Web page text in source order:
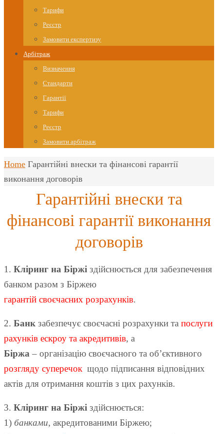
Тарифи
Реєстр
Замовити експертизу
Арбітраж
Визначення
Стандарти
Гарантії
Тарифи
Реєстр
Замовити арбітраж
Home Гарантійні внески та фінансові гарантії
виконання договорів
Гарантійні внески та
фінансові гарантії виконання
договорів
1. Кліринг на Біржі здійснюється для забезпечення
банком разом з Біржею
гарантій своєчасних розрахунків.
2. Банк забезпечує своєчасні розрахунки та послуги
рахунків ескроу та акредитивів, а
Біржа – організацію своєчасного та об’єктивного
розгляду суперечок щодо підписання відповідних
актів для отримання коштів з цих рахунків.
3. Кліринг на Біржі здійснюється:
1) банками, акредитованими Біржею;